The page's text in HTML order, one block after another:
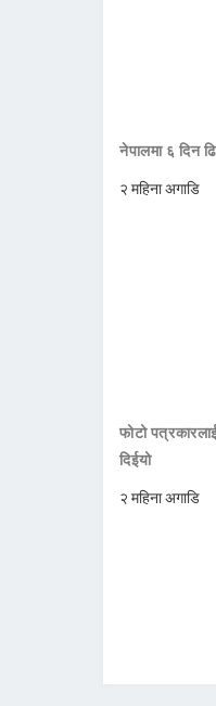
नेपालमा ६ दिन
२ महिना अगाडि
फोटो
दिईयो
२ महिना अगाडि